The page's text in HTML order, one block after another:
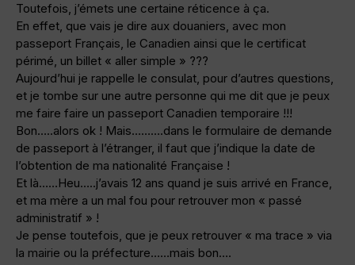
Toutefois, j’émets une certaine réticence à ça.
En effet, que vais je dire aux douaniers, avec mon
passeport Français, le Canadien ainsi que le certificat
périmé, un billet « aller simple » ???
Aujourd’hui je rappelle le consulat, pour d’autres questions,
et je tombe sur une autre personne qui me dit que je peux
me faire faire un passeport Canadien temporaire !!!
Bon…..alors ok ! Mais……….dans le formulaire de demande
de passeport à l’étranger, il faut que j’indique la date de
l’obtention de ma nationalité Française !
Et là……Heu…..j’avais 12 ans quand je suis arrivé en France,
et ma mère a un mal fou pour retrouver mon « passé
administratif » !
Je pense toutefois, que je peux retrouver « ma trace » via
la mairie ou la préfecture……mais bon….